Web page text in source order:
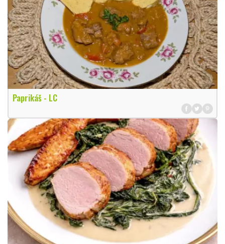
Paprikáš - LC